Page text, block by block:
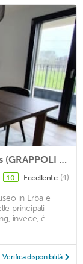
Three-room overlooking the vineyards (GRAPPOLI 26)
10 Eccellente (4)
in Erba e
principali
invece, è
Verifica disponibilità